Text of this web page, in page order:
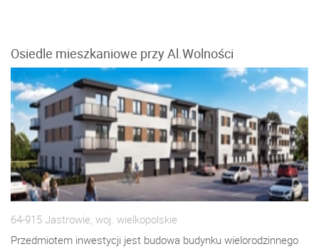
Osiedle mieszkaniowe przy Al.Wolności
64-915 Jastrowie, woj. wielkopolskie
Przedmiotem inwestycji jest budowa budynku wielorodzinnego